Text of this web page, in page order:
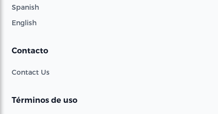
Spanish
English
Contacto
Contact Us
Términos de uso